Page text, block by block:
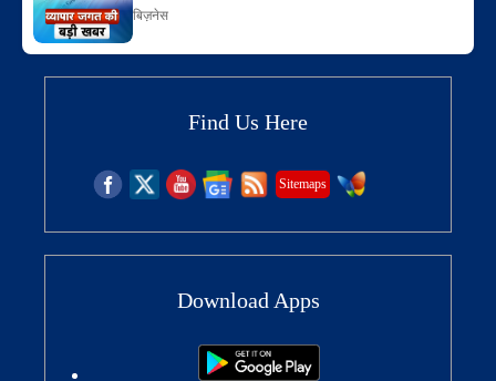
बिज़नेस
Find Us Here
Sitemaps
Download Apps